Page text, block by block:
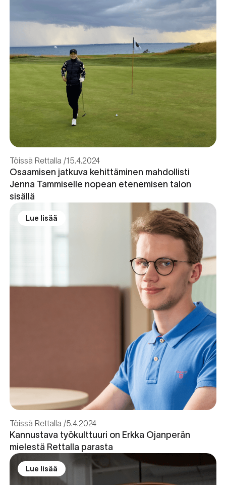
Töissä Rettalla 15.4.2024
Osaamisen jatkuva kehittäminen mahdollisti
Jenna Tammiselle nopean etenemisen talon
sisällä
Lue lisää
Töissä Rettalla 5.4.2024
Kannustava työkulttuuri on Erkka Ojanperän
mielestä Rettalla parasta
Lue lisää